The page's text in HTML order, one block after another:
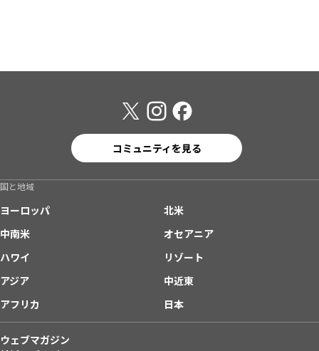
コミュニティを見る
国と地域
ヨーロッパ
北米
中南米
オセアニア
ハワイ
リゾート
アジア
中近東
アフリカ
日本
ウェブマガジン